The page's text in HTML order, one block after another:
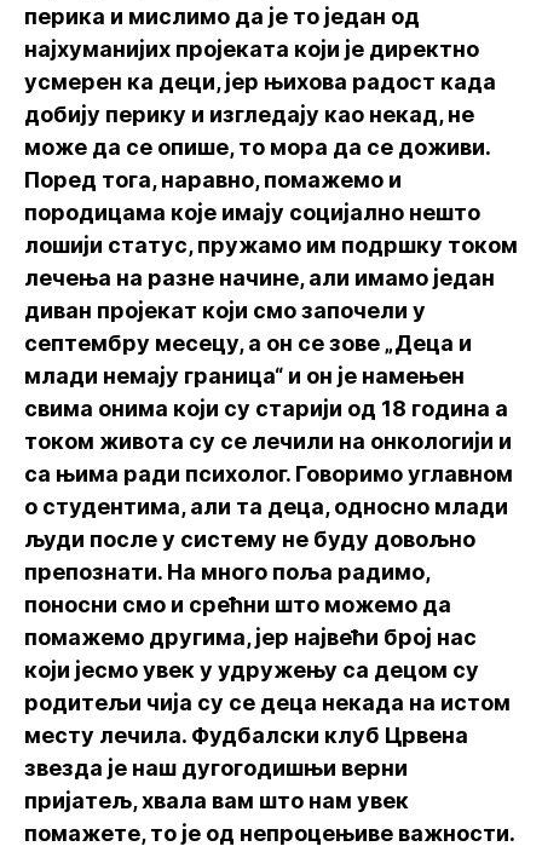
перика и мислимо да је то један од
најхуманијих пројеката који је директно
усмерен ка деци, јер њихова радост када
добију перику и изгледају као некад, не
може да се опише, то мора да се доживи.
Поред тога, наравно, помажемо и
породицама које имају социјално нешто
лошији статус, пружамо им подршку током
лечења на разне начине, али имамо један
диван пројекат који смо започели у
септембру месецу, а он се зове „Деца и
млади немају граница“ и он је намењен
свима онима који су старији од 18 година а
током живота су се лечили на онкологији и
са њима ради психолог. Говоримо углавном
о студентима, али та деца, односно млади
људи после у систему не буду довољно
препознати. На много поља радимо,
поносни смо и срећни што можемо да
помажемо другима, јер највећи број нас
који јесмо увек у удружењу са децом су
родитељи чија су се деца некада на истом
месту лечила. Фудбалски клуб Црвена
звезда је наш дугогодишњи верни
пријатељ, хвала вам што нам увек
помажете, то је од непроцењиве важности.